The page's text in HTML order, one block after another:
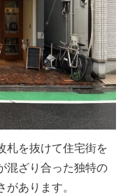
札を抜けて住宅街を
混ざり合った独特の
あります。